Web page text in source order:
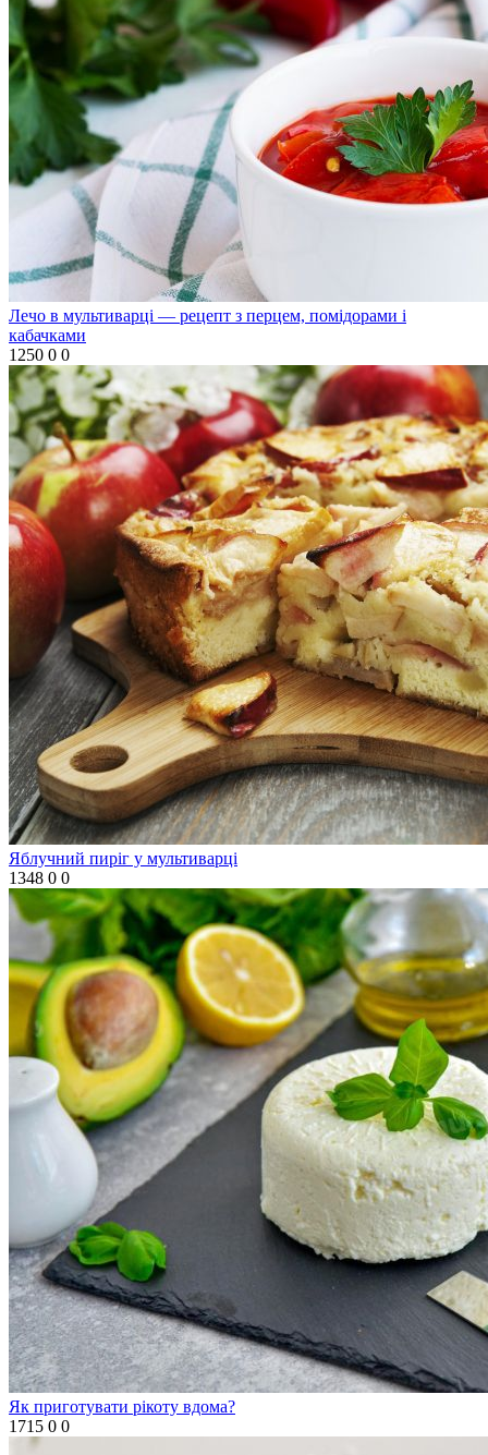
Лечо в мультиварці — рецепт з перцем, помідорами і
кабачками
1250 0 0
Яблучний пиріг у мультиварці
1348 0 0
Як приготувати рікоту вдома?
1715 0 0